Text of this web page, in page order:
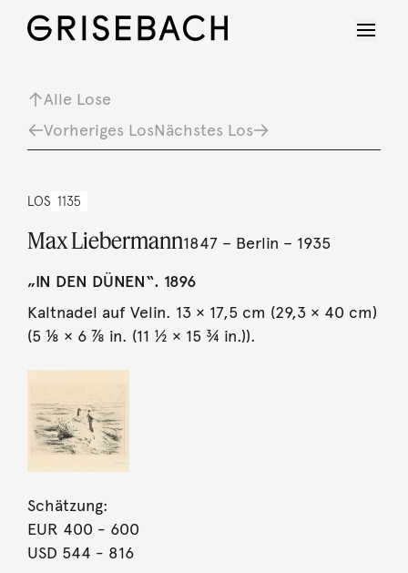
Alle Lose
Vorheriges LosNächstes Los
LOS 1135
Max Liebermann1847 – Berlin – 1935
„IN DEN DÜNEN“. 1896
Kaltnadel auf Velin. 13 × 17,5 cm (29,3 × 40 cm)
(5 ⅛ × 6 ⅞ in. (11 ½ × 15 ¾ in.)).
Schätzung:
EUR 400 - 600
USD 544 - 816